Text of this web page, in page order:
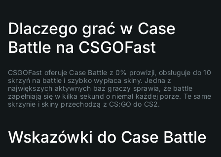
Dlaczego grać w Case
Battle na CSGOFast
CSGOFast oferuje Case Battle z 0% prowizji, obsługuje do 10
skrzyń na battle i szybko wypłaca skiny. Jedna z
największych aktywnych baz graczy sprawia, że battle
zapełniają się w kilka sekund o niemal każdej porze. Te same
skrzynie i skiny przechodzą z CS:GO do CS2.
Wskazówki do Case Battle